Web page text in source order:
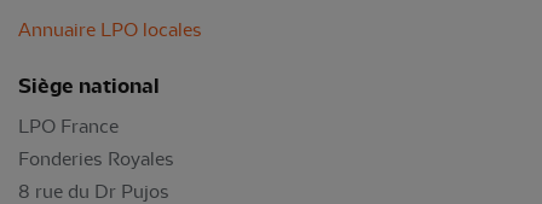
Annuaire LPO locales
Siège national
LPO France
Fonderies Royales
8 rue du Dr Pujos